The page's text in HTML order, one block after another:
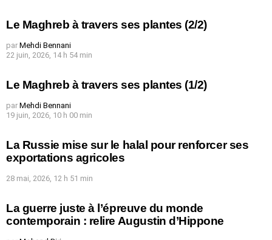
Le Maghreb à travers ses plantes (2/2)
par Mehdi Bennani
22 juin, 2026, 14 h 54 min
Le Maghreb à travers ses plantes (1/2)
par Mehdi Bennani
19 juin, 2026, 10 h 00 min
La Russie mise sur le halal pour renforcer ses
exportations agricoles
28 mai, 2026, 12 h 51 min
La guerre juste à l’épreuve du monde
contemporain : relire Augustin d’Hippone